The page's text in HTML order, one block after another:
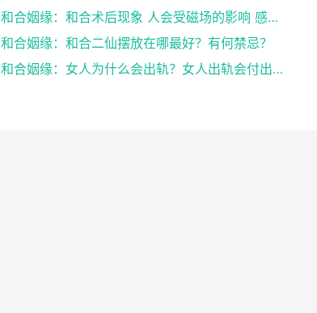
和合姻缘：和合术后现象 人会受磁场的影响 感到头晕...
和合姻缘：和合二仙摆放在哪最好？有何禁忌？
和合姻缘：女人为什么会出轨？女人出轨会付出感情吗？